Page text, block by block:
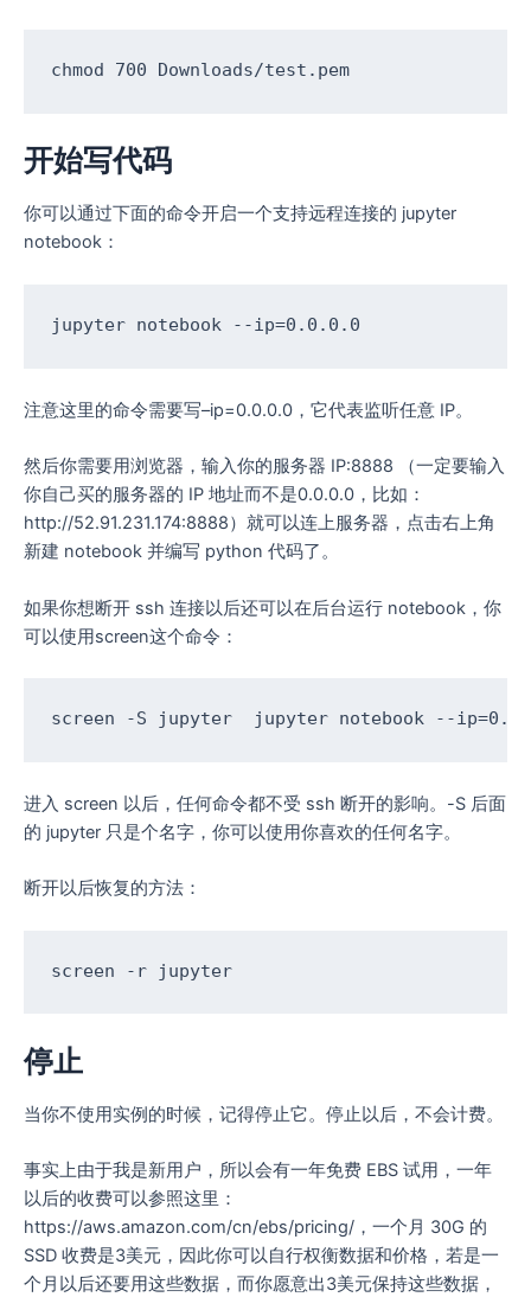
chmod 700 Downloads/test.pem
开始写代码
你可以通过下面的命令开启一个支持远程连接的 jupyter
notebook：
jupyter notebook --ip=0.0.0.0
注意这里的命令需要写–ip=0.0.0.0，它代表监听任意 IP。
然后你需要用浏览器，输入你的服务器 IP:8888 （一定要输入
你自己买的服务器的 IP 地址而不是0.0.0.0，比如：
http://52.91.231.174:8888）就可以连上服务器，点击右上角
新建 notebook 并编写 python 代码了。
如果你想断开 ssh 连接以后还可以在后台运行 notebook，你
可以使用screen这个命令：
screen -S jupyter  jupyter notebook --ip=
进入 screen 以后，任何命令都不受 ssh 断开的影响。-S 后面
的 jupyter 只是个名字，你可以使用你喜欢的任何名字。
断开以后恢复的方法：
screen -r jupyter
停止
当你不使用实例的时候，记得停止它。停止以后，不会计费。
事实上由于我是新用户，所以会有一年免费 EBS 试用，一年
以后的收费可以参照这里：
https://aws.amazon.com/cn/ebs/pricing/ ，一个月 30G 的
SSD 收费是3美元，因此你可以自行权衡数据和价格，若是一
个月以后还要用这些数据，而你愿意出3美元保持这些数据，